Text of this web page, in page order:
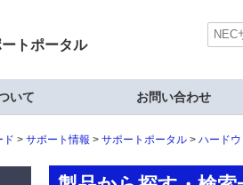
トポータル
いて お問い合わせ
ド サポート情報 サポートポータル ハード